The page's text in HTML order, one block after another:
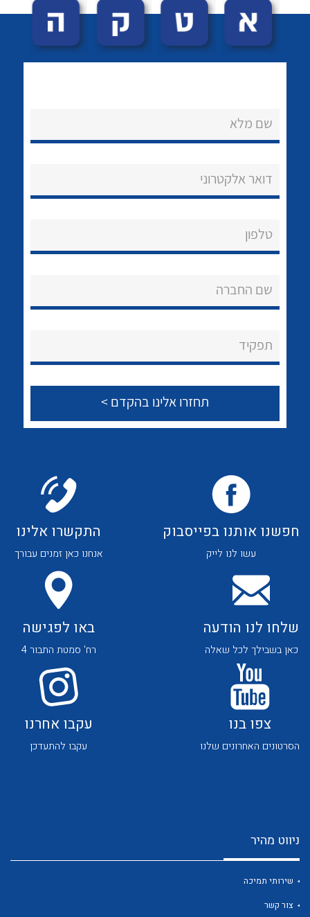
הצוות שלנו
שירותי תמיכה
לכל מוצרי היצרן לכל מוצרי היצרן
לכל מוצרי היצרן לכל מוצרי היצרן
לכל מוצרי היצרן לכל מוצרי היצרן
לכל מוצרי היצרן
שם מלא
דואר אלקטרוני
טלפון
שם החברה
תפקיד
חפשנו אותנו בפייסבוק
עשו לנו לייק
התקשרו אלינו
אנחנו כאן זמנים עבורך
שלחו לנו הודעה
כאן בשבילך לכל שאלה
באו לפגישה
רח' סמטת התבור 4
צפו בנו
הסרטונים האחרונים שלנו
עקבו אחרנו
עקבו להתעדכן
ניווט מהיר
שירותי תמיכה
צור קשר